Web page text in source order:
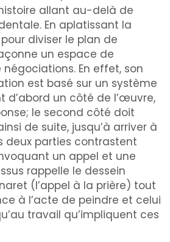
allant au-delà de
En aplatissant la
diviser le plan de
un espace de
En effet, son
est basé sur un système
d’abord un côté de l’œuvre,
le second côté doit
de suite, jusqu’à arriver à
deux parties contrastent
un appel et une
rappelle le dessein
(l’appel à la prière) tout
à l’acte de peindre et celui
travail qu’impliquent ces